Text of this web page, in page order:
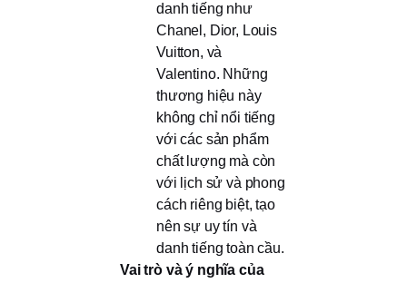
danh tiếng như
Chanel, Dior, Louis
Vuitton, và
Valentino. Những
thương hiệu này
không chỉ nổi tiếng
với các sản phẩm
chất lượng mà còn
với lịch sử và phong
cách riêng biệt, tạo
nên sự uy tín và
danh tiếng toàn cầu.
Vai trò và ý nghĩa của